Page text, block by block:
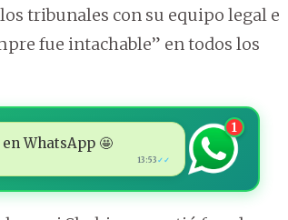
tribunales con su equipo legal e
fue intachable” en todos los
WhatsApp 🤩
13:53 ✓✓
1